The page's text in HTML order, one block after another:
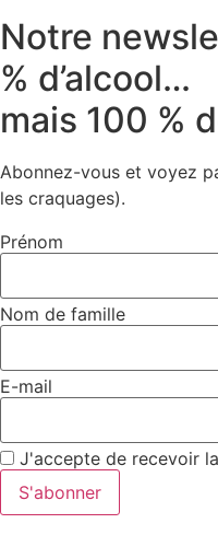
Notre
% d’alcool…
mais 100 %
Abonnez-vous et voyez
les craquages).
Prénom
Nom de famille
E-mail
J'accepte de recevoir